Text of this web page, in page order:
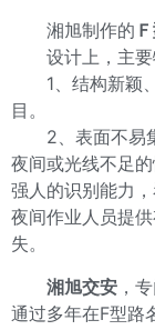
湘旭制作的
设计上，主要
1、结构新颖、
目。
2、表面不易集
夜间或光线不足
强人的识别能力
夜间作业人员提
失。
湘旭交安 ，
通过多年在F型路